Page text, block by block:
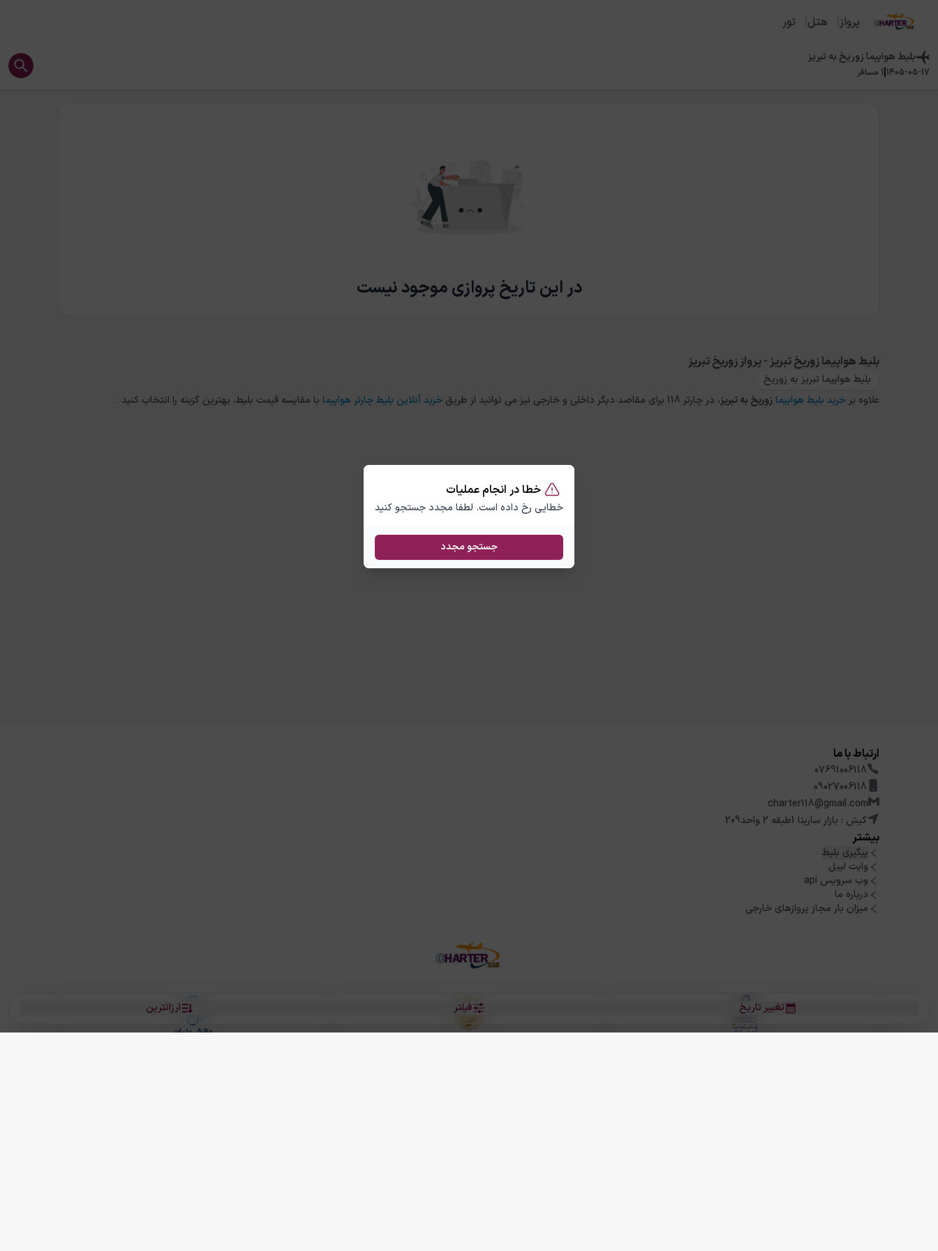
خطا در انجام عملیات
خطایی رخ داده است. لطفا مجدد جستجو کنید
جستجو مجدد
پرواز هتل تور
بلیط هواپیمازوریخ به تبريز
1405-05-17
|
1 مسافر
در این تاریخ پروازی موجود نیست
ارزانترین فیلتر تغییر تاریخ
بلیط هواپیما زوریخ تبريز - پرواز زوریخ تبريز
بلیط هواپیما تبریز به زوریخ
علاوه بر خرید بلیط هواپیما زوریخبهتبريز، در چارتر 118 برای مقاصد دیگر داخلی و خارجی نیز می توانید از طریق خرید آنلاین بلیط چارتر هواپیما با مقایسه قیمت بلیط، بهترین گزینه را انتخاب کنید .
ارتباط با ما
07691006118
09027006118
charter118@gmail.com
کیش : بازار سارینا 1طبقه 2 واحد209
بیشتر
پیگیری بلیط
وایت لیبل
وب سرویس api
درباره ما
میزان بار مجاز پروازهای خارجی